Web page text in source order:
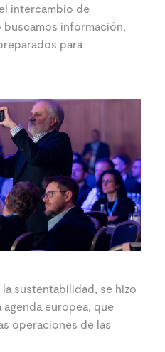
intercambio de
información,
para
sustentabilidad, se hizo
europea, que
operaciones de las